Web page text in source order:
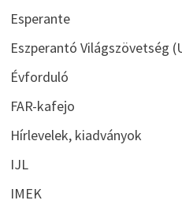
Esperante
Eszperantó Világszövetség
Évforduló
FAR-kafejo
Hírlevelek, kiadványok
IJL
IMEK